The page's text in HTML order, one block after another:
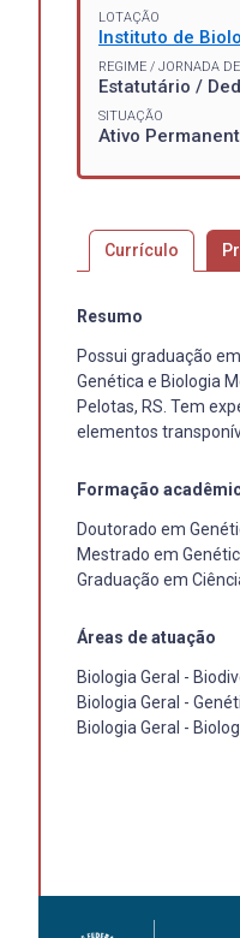
LOTAÇÃO
Instituto de
REGIME / JORNADA
Estatutário /
SITUAÇÃO
Ativo
Currículo
Resumo
Possui graduação
Genética e Biologia
Pelotas, RS. Tem
elementos
Formação
Doutorado em
Mestrado em
Graduação em
Áreas de atuação
Biologia Geral -
Biologia Geral -
Biologia Geral -